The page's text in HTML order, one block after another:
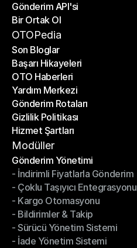
E-Ticaret Platformları
Gönderim API'si
Gönderim API'si
Bir Ortak Ol
Bir Ortak Ol
OTOPedia
Son Bloglar
Son Bloglar
Başarı Hikayeleri
Başarı Hikayeleri
OTO Haberleri
OTO Haberleri
Yardım Merkezi
Yardım Merkezi
Gönderim Rotaları
Gönderim Rotaları
Gizlilik Politikası
Gizlilik Politikası
Hizmet Şartları
Hizmet Şartları
Modüller
Gönderim Yönetimi
Gönderim Yönetimi
- İndirimli Fiyatlarla Gönderim
- İndirimli Fiyatlarla Gönderim
- Çoklu Taşıyıcı Entegrasyonu
- Çoklu Taşıyıcı Entegrasyonu
- Kargo Otomasyonu
- Kargo Otomasyonu
- Bildirimler & Takip
- Bildirimler & Takip
- Sürücü Yönetim Sistemi
- Sürücü Yönetim Sistemi
- İade Yönetim Sistemi